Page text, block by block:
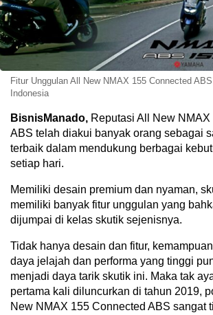
Fitur Unggulan All New NMAX 155 Connected
Indonesia
BisnisManado, Reputasi All New
ABS telah diakui banyak orang sebagai
terbaik dalam mendukung berbagai
setiap hari.
Memiliki desain premium dan nyaman,
memiliki banyak fitur unggulan yang
dijumpai di kelas skutik sejenisnya.
Tidak hanya desain dan fitur,
daya jelajah dan performa yang tinggi
menjadi daya tarik skutik ini. Maka tak
pertama kali diluncurkan di tahun 2019,
New NMAX 155 Connected ABS sangat